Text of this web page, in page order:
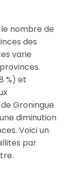
nombre de
des
varie
%) et
Groningue
diminution
Voici un
par